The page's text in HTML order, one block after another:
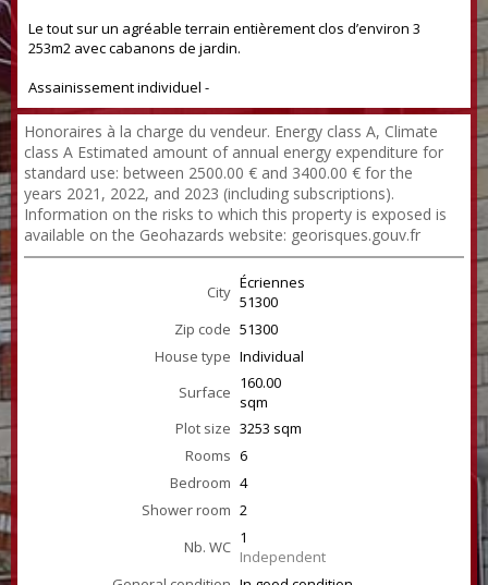
Le tout sur un agréable terrain entièrement clos d’environ 3
253m2 avec cabanons de jardin.
Assainissement individuel -
Honoraires à la charge du vendeur. Energy class A, Climate
class A Estimated amount of annual energy expenditure for
standard use: between 2500.00 € and 3400.00 € for the
years 2021, 2022, and 2023 (including subscriptions).
Information on the risks to which this property is exposed is
available on the Geohazards website: georisques.gouv.fr
City Écriennes
51300
Zip code 51300
House type Individual
Surface 160.00
sqm
Plot size 3253 sqm
Rooms 6
Bedroom 4
Shower room 2
Nb. WC 1
Independent